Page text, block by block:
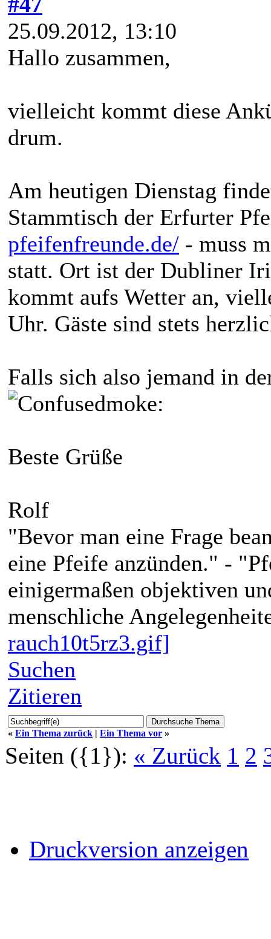
25.09.2012, 13:10
Hallo zusammen,
vielleicht kommt diese
drum.
Am heutigen Dienstag
Stammtisch der Erfurter
pfeifenfreunde.de/ - muss
statt. Ort ist der Dubliner
kommt aufs Wetter an,
Uhr. Gäste sind stets
Falls sich also jemand in
moke:
Beste Grüße
Rolf
"Bevor man eine Frage
eine Pfeife anzünden." -
einigermaßen objektiven
menschliche
rauch10t5rz3.gif]
Suchen
Zitieren
« Ein Thema zurück | Ein Thema vor »
Seiten ({1}): « Zurück 1 2
Druckversion anzeigen